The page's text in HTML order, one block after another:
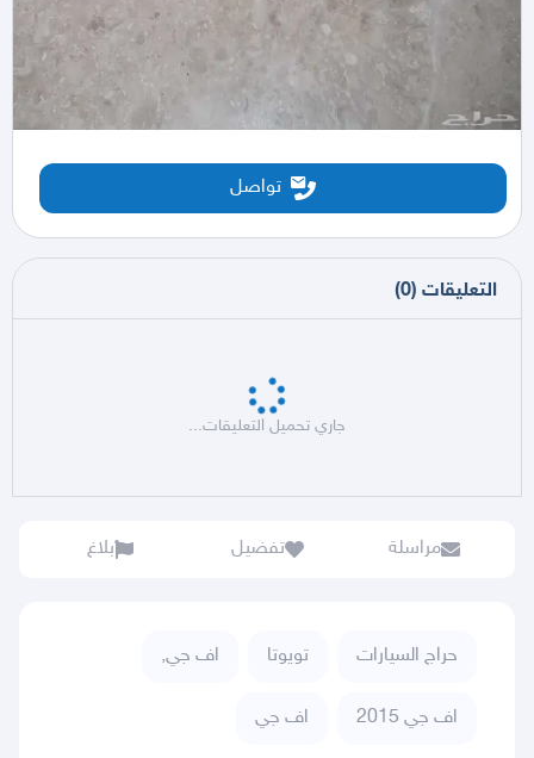
تواصل
التعليقات (
0
)
جاري تحميل التعليقات...
مراسلة تفضيل بلاغ
حراج السيارات تويوتا اف جي,
اف جي 2015 اف جي